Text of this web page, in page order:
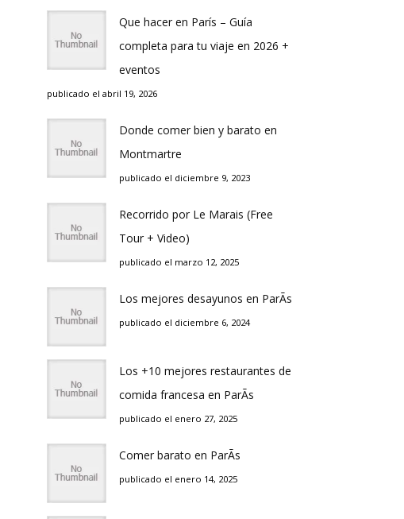
Que hacer en Parí­s – Guí­a
completa para tu viaje en 2026 +
eventos
publicado el abril 19, 2026
Donde comer bien y barato en
Montmartre
publicado el diciembre 9, 2023
Recorrido por Le Marais (Free
Tour + Video)
publicado el marzo 12, 2025
Los mejores desayunos en ParÃ­s
publicado el diciembre 6, 2024
Los +10 mejores restaurantes de
comida francesa en ParÃ­s
publicado el enero 27, 2025
Comer barato en ParÃ­s
publicado el enero 14, 2025